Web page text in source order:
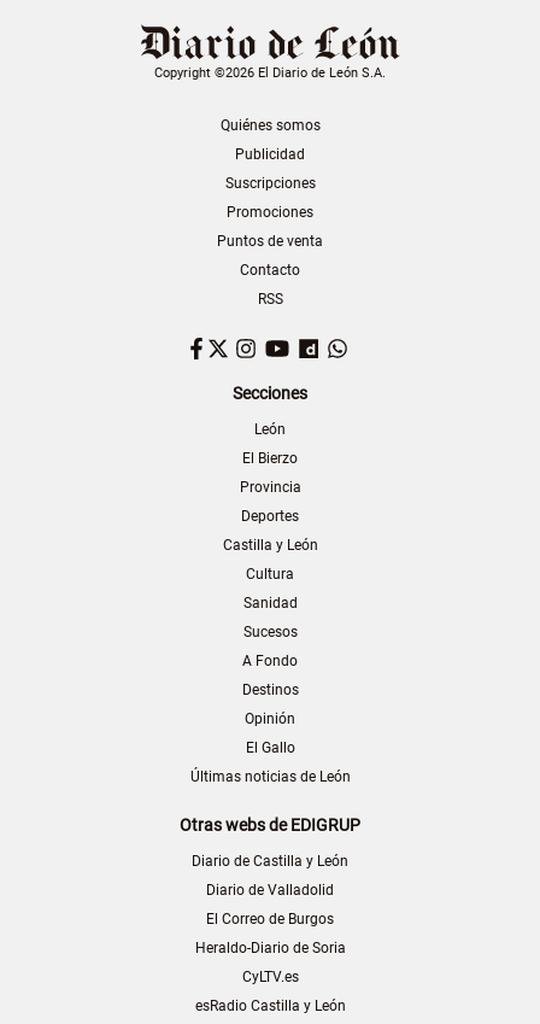
Copyright ©2026 El Diario de León S.A.
Quiénes somos
Publicidad
Suscripciones
Promociones
Puntos de venta
Contacto
RSS
Facebook
TwitterInstagram
YouTubeDailymotion
Secciones
León
El Bierzo
Provincia
Deportes
Castilla y León
Cultura
Sanidad
Sucesos
A Fondo
Destinos
Opinión
El Gallo
Últimas noticias de León
Otras webs de EDIGRUP
Diario de Castilla y León
Diario de Valladolid
El Correo de Burgos
Heraldo-Diario de Soria
CyLTV.es
esRadio Castilla y León